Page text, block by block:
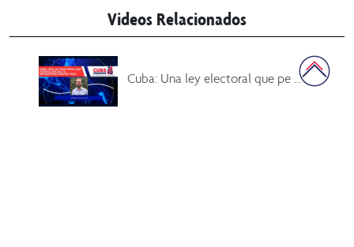
Videos Relacionados
Cuba: Una ley electoral que pe ...